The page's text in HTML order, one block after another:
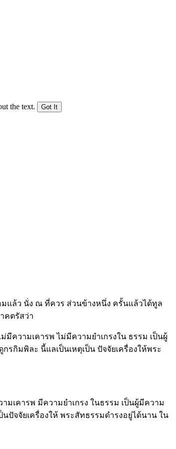
the text. Got It
แล้ว นั่ง ณ ที่ควร ส่วนข้างหนึ่ง ครั้นแล้วได้ทูล
คตรัสว่า
ความเคารพ ไม่มีความยำเกรงใน ธรรม เป็นผู้
รกิมพิละ นี้แลเป็นเหตุเป็น ปัจจัยเครื่องให้พระ
เคารพ มีความยำเกรง ในธรรม เป็นผู้มีความ
ปัจจัยเครื่องให้ พระสัทธรรมดำรงอยู่ได้นาน ใน